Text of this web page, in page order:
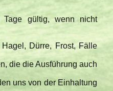
gültig, wenn nicht
Dürre, Frost, Fälle
die die Ausführung auch
uns von der Einhaltung